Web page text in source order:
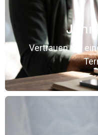
Vertrauen Sie